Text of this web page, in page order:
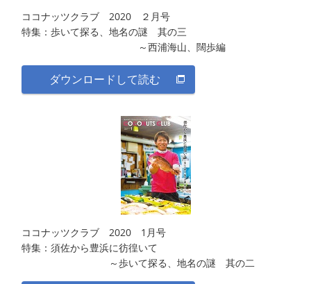
ココナッツクラブ 2020 ２月号
特集：歩いて探る、地名の謎 其の三
～西浦海山、闊歩編
ダウンロードして読む
ココナッツクラブ 2020 1月号
特集：須佐から豊浜に彷徨いて
～歩いて探る、地名の謎 其の二